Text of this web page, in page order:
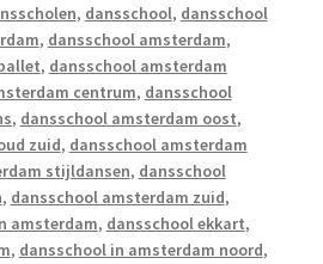
, dansschool, dansschool
, dansschool amsterdam,
, dansschool amsterdam
centrum, dansschool
, dansschool amsterdam oost,
zuid, dansschool amsterdam
stijldansen, dansschool
, dansschool amsterdam zuid,
amsterdam, dansschool ekkart,
, dansschool in amsterdam noord,